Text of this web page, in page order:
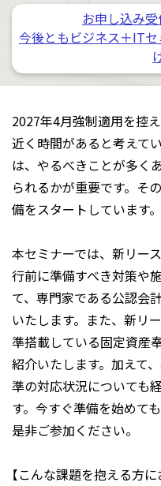
お申し込み受
今後ともビジネス＋IT
2027年4月強制適用を控
近く時間があると考えて
は、やるべきことが多く
られるかが重要です。そ
備をスタートしています。
本セミナーでは、新リー
行前に準備すべき対策や
て、専門家である公認会
いたします。また、新リ
準搭載している固定資産
紹介いたします。加えて
準の対応状況についても
す。今すぐ準備を始めて
是非ご参加ください。
【こんな課題を抱える方に